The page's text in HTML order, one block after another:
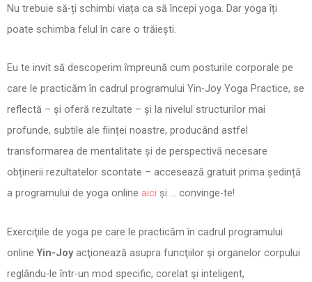
Nu trebuie să-ți schimbi viața ca să începi yoga. Dar yoga îți
poate schimba felul în care o trăiești.
Eu te invit să descoperim împreună cum posturile corporale pe
care le practicăm în cadrul programului Yin-Joy Yoga Practice, se
reflectă – și oferă rezultate – și la nivelul structurilor mai
profunde, subtile ale ființei noastre, producând astfel
transformarea de mentalitate și de perspectivă necesare
obținerii rezultatelor scontate – accesează gratuit prima ședință
a programului de yoga online aici și … convinge-te!
Exerciţiile de yoga pe care le practicăm în cadrul programului
onlineYin-Joyacţionează asupra funcţiilor şi organelor corpului
reglându-le într-un mod specific, corelat şi inteligent,